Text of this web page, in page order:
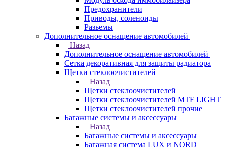
Предохранители
Приводы, соленоиды
Разьемы
Дополнительное оснащение автомобилей
Назад
Дополнительное оснащение автомобилей
Сетка декоративная для защиты радиатора
Щетки стеклоочистителей
Назад
Щетки стеклоочистителей
Щетки стеклоочистителей MTF LIGHT
Щетки стеклоочистителей прочие
Багажные системы и аксессуары
Назад
Багажные системы и аксессуары
Багажная система LUX и NORD